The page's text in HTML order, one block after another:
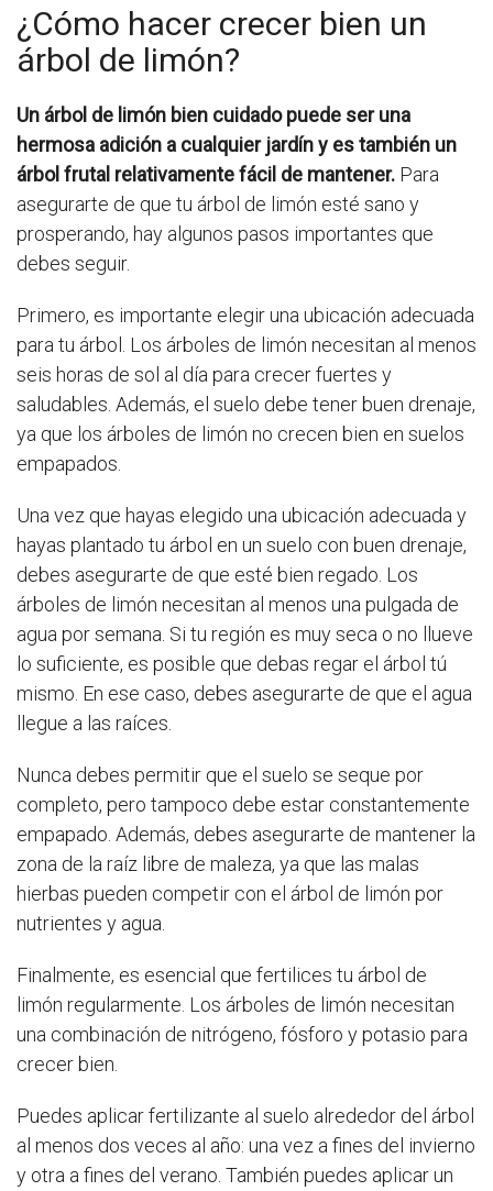
¿Cómo hacer crecer bien un
árbol de limón?
Un árbol de limón bien cuidado puede ser una
hermosa adición a cualquier jardín y es también un
árbol frutal relativamente fácil de mantener. Para
asegurarte de que tu árbol de limón esté sano y
prosperando, hay algunos pasos importantes que
debes seguir.
Primero, es importante elegir una ubicación adecuada
para tu árbol. Los árboles de limón necesitan al menos
seis horas de sol al día para crecer fuertes y
saludables. Además, el suelo debe tener buen drenaje,
ya que los árboles de limón no crecen bien en suelos
empapados.
Una vez que hayas elegido una ubicación adecuada y
hayas plantado tu árbol en un suelo con buen drenaje,
debes asegurarte de que esté bien regado. Los
árboles de limón necesitan al menos una pulgada de
agua por semana. Si tu región es muy seca o no llueve
lo suficiente, es posible que debas regar el árbol tú
mismo. En ese caso, debes asegurarte de que el agua
llegue a las raíces.
Nunca debes permitir que el suelo se seque por
completo, pero tampoco debe estar constantemente
empapado. Además, debes asegurarte de mantener la
zona de la raíz libre de maleza, ya que las malas
hierbas pueden competir con el árbol de limón por
nutrientes y agua.
Finalmente, es esencial que fertilices tu árbol de
limón regularmente. Los árboles de limón necesitan
una combinación de nitrógeno, fósforo y potasio para
crecer bien.
Puedes aplicar fertilizante al suelo alrededor del árbol
al menos dos veces al año: una vez a fines del invierno
y otra a fines del verano. También puedes aplicar un